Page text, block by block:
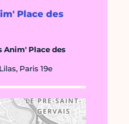
Place des
Anim' Place des
Paris 19e